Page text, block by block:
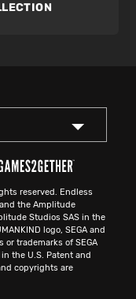
reserved. Endless
the Amplitude
Studios SAS in the
logo, SEGA and
or trademarks of SEGA
the U.S. Patent and
copyrights are